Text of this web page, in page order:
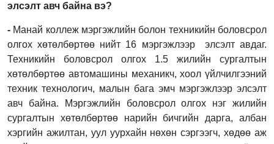
элсэлт авч байна вэ?
- Манай коллеж мэргэжлийн болон техникийн боловсрол
олгох хөтөлбөртөө нийт 16 мэргэжлээр элсэлт авдаг.
Техникийн боловсрол олгох 1.5 жилийн сургалтын
хөтөлбөртөө автомашины механикч, хоол үйлчилгээний
техник технологич, малын бага эмч мэргэжлээр элсэлт
авч байна.
Мэргэжлийн боловсрол олгох нэг жилийн
сургалтын хөтөлбөртөө нарийн бичгийн дарга, албан
хэргийн ажилтан, уул уурхайн нөхөн сэргээгч, хөдөө аж